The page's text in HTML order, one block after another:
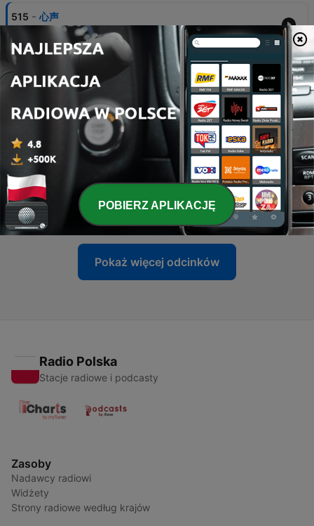
515 - 心声
514 幸福是个哑巴
19 lis 2014
513 - 谁是最不幸福的人
512 - 政客的话 怎么能相信呢
19 lis 2014
511 - 邻家女孩
28 sty 2018
Pokaż więcej odcinków
Radio Polska
Stacje radiowe i podcasty
Zasoby
Nadawcy radiowi
Widżety
Strony radiowe według krajów
POBIERZ APLIKACJĘ